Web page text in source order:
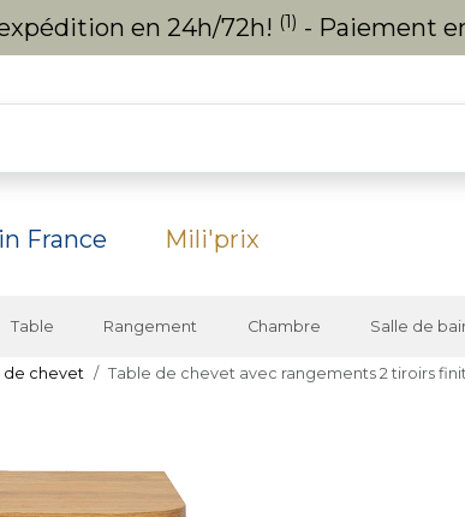
en 24h/72h! (1) - Paiement
France Mili'prix
Table Rangement Chambre Salle de
de chevet Table de chevet avec rangements 2 tiroirs